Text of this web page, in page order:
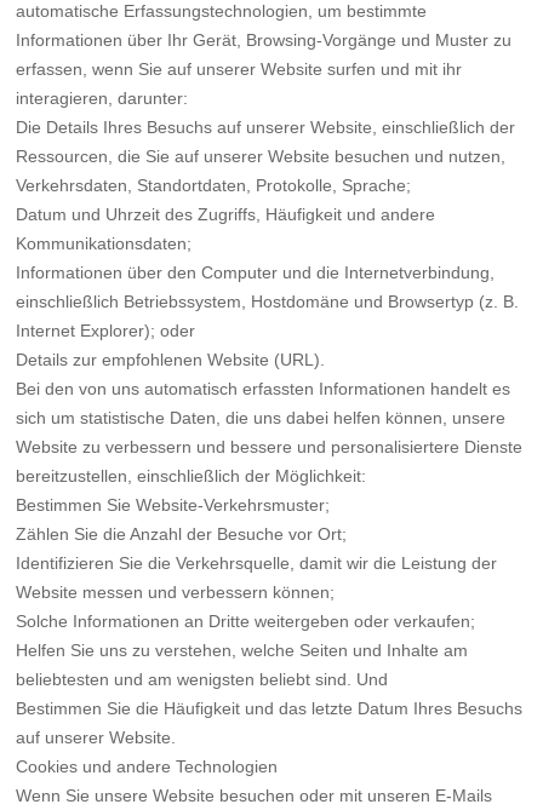
automatische Erfassungstechnologien, um bestimmte
Informationen über Ihr Gerät, Browsing-Vorgänge und Muster zu
erfassen, wenn Sie auf unserer Website surfen und mit ihr
interagieren, darunter:
Die Details Ihres Besuchs auf unserer Website, einschließlich der
Ressourcen, die Sie auf unserer Website besuchen und nutzen,
Verkehrsdaten, Standortdaten, Protokolle, Sprache;
Datum und Uhrzeit des Zugriffs, Häufigkeit und andere
Kommunikationsdaten;
Informationen über den Computer und die Internetverbindung,
einschließlich Betriebssystem, Hostdomäne und Browsertyp (z. B.
Internet Explorer); oder
Details zur empfohlenen Website (URL).
Bei den von uns automatisch erfassten Informationen handelt es
sich um statistische Daten, die uns dabei helfen können, unsere
Website zu verbessern und bessere und personalisiertere Dienste
bereitzustellen, einschließlich der Möglichkeit:
Bestimmen Sie Website-Verkehrsmuster;
Zählen Sie die Anzahl der Besuche vor Ort;
Identifizieren Sie die Verkehrsquelle, damit wir die Leistung der
Website messen und verbessern können;
Solche Informationen an Dritte weitergeben oder verkaufen;
Helfen Sie uns zu verstehen, welche Seiten und Inhalte am
beliebtesten und am wenigsten beliebt sind. Und
Bestimmen Sie die Häufigkeit und das letzte Datum Ihres Besuchs
auf unserer Website.
Cookies und andere Technologien
Wenn Sie unsere Website besuchen oder mit unseren E-Mails